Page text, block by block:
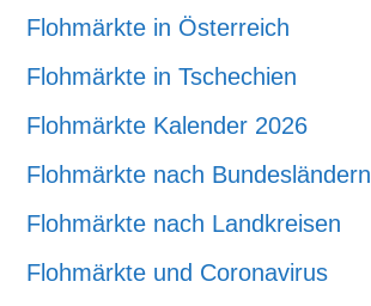
Flohmärkte in Österreich
Flohmärkte in Tschechien
Flohmärkte Kalender 2026
Flohmärkte nach Bundesländern
Flohmärkte nach Landkreisen
Flohmärkte und Coronavirus